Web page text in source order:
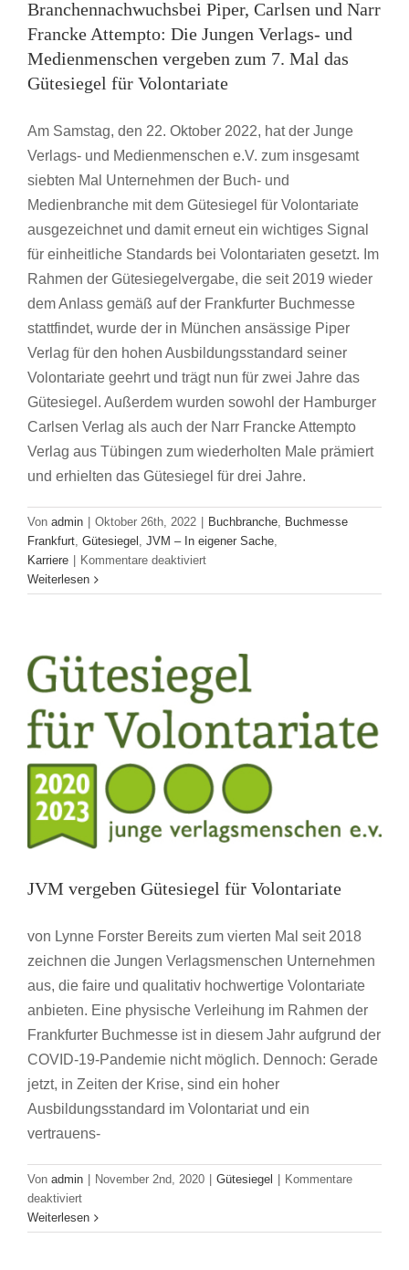
Branchennachwuchsbei Piper, Carlsen und Narr
Francke Attempto: Die Jungen Verlags- und
Medienmenschen vergeben zum 7. Mal das
Gütesiegel für Volontariate
Am Samstag, den 22. Oktober 2022, hat der Junge
Verlags- und Medienmenschen e.V. zum insgesamt
siebten Mal Unternehmen der Buch- und
Medienbranche mit dem Gütesiegel für Volontariate
ausgezeichnet und damit erneut ein wichtiges Signal
für einheitliche Standards bei Volontariaten gesetzt. Im
Rahmen der Gütesiegelvergabe, die seit 2019 wieder
dem Anlass gemäß auf der Frankfurter Buchmesse
stattfindet, wurde der in München ansässige Piper
Verlag für den hohen Ausbildungsstandard seiner
Volontariate geehrt und trägt nun für zwei Jahre das
Gütesiegel. Außerdem wurden sowohl der Hamburger
Carlsen Verlag als auch der Narr Francke Attempto
Verlag aus Tübingen zum wiederholten Male prämiert
und erhielten das Gütesiegel für drei Jahre.
Von admin Oktober 26th, 2022 Buchbranche, Buchmesse
Frankfurt, Gütesiegel , JVM – In eigener Sache,
Karriere
Kommentare deaktiviertfür
Ausbildung
Branchennachwuchsbei
Piper,
Carlsen
Narr
Francke
Attempto:
Die
Jungen
Verlags-
und
vergeben
Mal
das
Gütesiegel
Volontariate
Weiterlesen
JVM vergeben Gütesiegel für Volontariate
Gütesiegel
JVM vergeben Gütesiegel für Volontariate
von Lynne Forster Bereits zum vierten Mal seit 2018
zeichnen die Jungen Verlagsmenschen Unternehmen
aus, die faire und qualitativ hochwertige Volontariate
anbieten. Eine physische Verleihung im Rahmen der
Frankfurter Buchmesse ist in diesem Jahr aufgrund der
COVID-19-Pandemie nicht möglich. Dennoch: Gerade
jetzt, in Zeiten der Krise, sind ein hoher
Ausbildungsstandard im Volontariat und ein
vertrauens-
Von admin November 2nd, 2020 Gütesiegel
Kommentare
deaktiviertfür
JVM
vergeben
Weiterlesen